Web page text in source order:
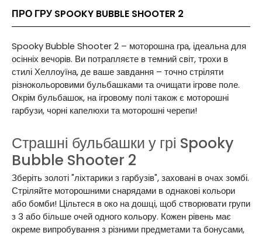
ПРО ГРУ SPOOKY BUBBLE SHOOTER 2
Spooky Bubble Shooter 2 – моторошна гра, ідеальна для
осінніх вечорів. Ви потрапляєте в темний світ, трохи в
стилі Хеллоуїна, де ваше завдання – точно стріляти
різнокольоровими бульбашками та очищати ігрове поле.
Окрім бульбашок, на ігровому полі також є моторошні
гарбузи, чорні капелюхи та моторошні черепи!
Страшні бульбашки у грі Spooky
Bubble Shooter 2
Зберіть золоті "ліхтарики з гарбузів", заховані в очах зомбі.
Стріляйте моторошними снарядами в однакові кольори
або бомби! Цільтеся в око на дошці, щоб створювати групи
з 3 або більше очей одного кольору. Кожен рівень має
окреме випробування з різними предметами та бонусами,